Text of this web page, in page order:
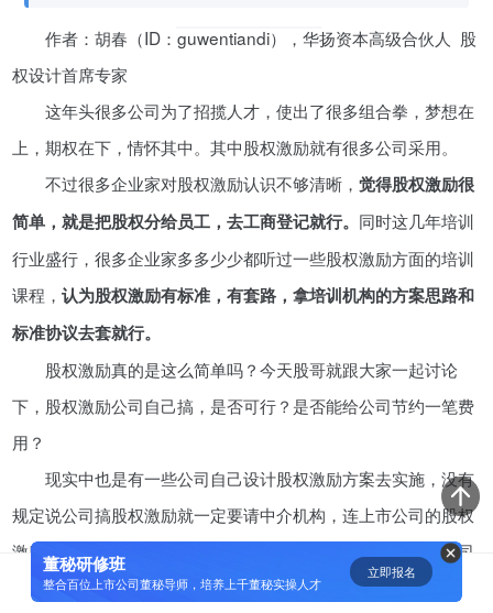
作者：胡春（ID：guwentiandi），华扬资本高级合伙人 股
权设计首席专家
这年头很多公司为了招揽人才，使出了很多组合拳，梦想在
上，期权在下，情怀其中。其中股权激励就有很多公司采用。
不过很多企业家对股权激励认识不够清晰，觉得股权激励很
简单，就是把股权分给员工，去工商登记就行。 同时这几年培训
行业盛行，很多企业家多多少少都听过一些股权激励方面的培训
课程，认为股权激励有标准，有套路，拿培训机构的方案思路和
标准协议去套就行。
股权激励真的是这么简单吗？今天股哥就跟大家一起讨论
下，股权激励公司自己搞，是否可行？是否能给公司节约一笔费
用？
现实中也是有一些公司自己设计股权激励方案去实施，没有
规定说公司搞股权激励就一定要请中介机构，连上市公司的股权
激励方案很多都是董事会一手草拟出来的。当然啦，无论是公司
自己搞还是请第三方中介机构做，都需把握以下核心要点：
董秘研修班
整合百位上市公司董秘导师，培养上千董秘实操人才
立即报名